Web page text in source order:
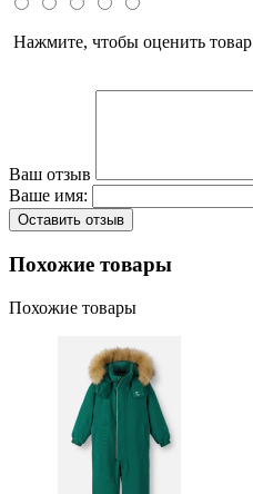
Нажмите, чтобы оценить товар
Ваш отзыв
Ваше имя:
Оставить отзыв
Похожие товары
Похожие товары